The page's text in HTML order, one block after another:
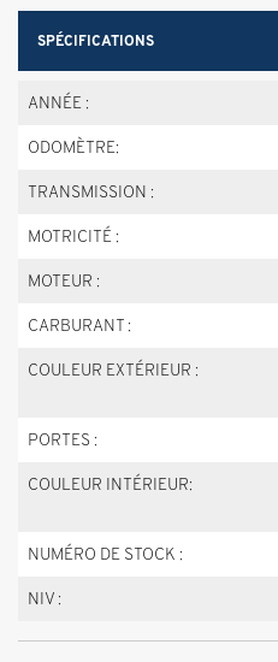
SPÉCIFICATIONS
ANNÉE :
ODOMÈTRE:
TRANSMISSION :
MOTRICITÉ :
MOTEUR :
CARBURANT :
COULEUR EXTÉRIEUR :
PORTES :
COULEUR INTÉRIEUR:
NUMÉRO DE STOCK :
NIV :